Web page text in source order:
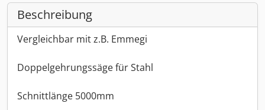
Beschreibung
Vergleichbar mit z.B. Emmegi
Doppelgehrungssäge für Stahl
Schnittlänge 5000mm